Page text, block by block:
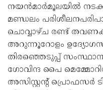
നയൻമാർമൂലയിൽ
മണ്ഡലം
ചൊവ്വാഴ്ച രണ്ട്
അറുന്നൂറോളം
തിരഞ്ഞെടുപ്പ്
ഗോവിന്ദ പൈ
അസിസ്റ്റന്റ് പ്രൊഫസർ